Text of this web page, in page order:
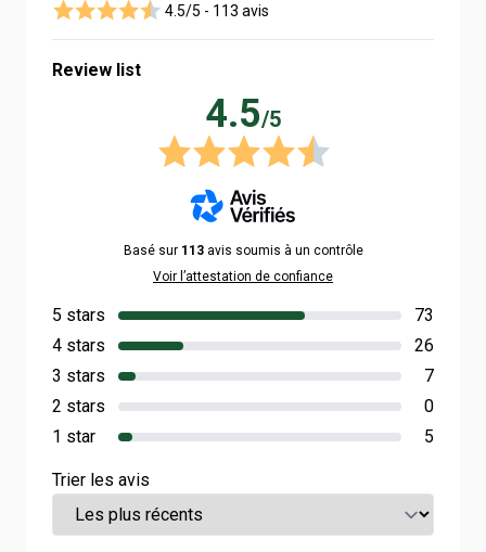
4.5/5 - 113 avis
Review list
4.5/5
Basé sur 113avis soumis à un contrôle
Voir l’attestation de confiance
5 stars
73
4 stars
26
3 stars
7
2 stars
0
1 star
5
Trier les avis